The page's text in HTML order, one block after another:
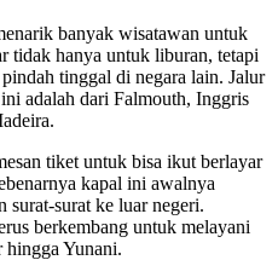
banyak wisatawan untuk
tidak hanya untuk liburan, tetapi
tinggal di negara lain. Jalur
adalah dari Falmouth, Inggris
tiket untuk bisa ikut berlayar
kapal ini awalnya
surat-surat ke luar negeri.
berkembang untuk melayani
hingga Yunani.